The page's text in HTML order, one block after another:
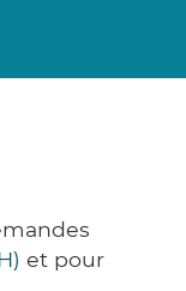
et pour